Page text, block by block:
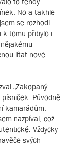
No a takhle
se rozhodl
k tomu přibylo i
lítat nové
„Zakopaný
Původně
kamarádům.
nazpíval, což
Vždycky
svých